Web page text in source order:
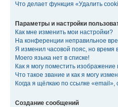
Что делает функция «Удалить
Параметры и настройки
Как мне изменить мои настройки?
На конференции неправильное
Я изменил часовой пояс, но время
Моего языка нет в списке!
Как я могу поместить
Что такое звание и как я могу
Когда я щёлкаю по ссылке
Создание сообщений